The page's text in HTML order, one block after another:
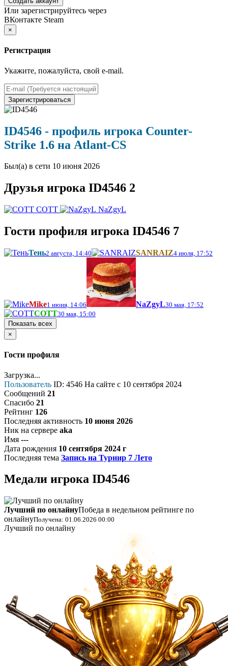
Или зарегистрируйтесь через
ВКонтакте Steam
×
Регистрация
Укажите, пожалуйста, свой e-mail.
Зарегистрироваться
ID4546 - профиль игрока Counter-
Strike 1.6 на Atlant-CS
Был(а) в сети 10 июня 2026
Друзья игрока ID4546 2
COTT NaZgyL
Гости профиля игрока ID4546 7
Тень2 августа, 14:40 SANRAIZ4 июля, 17:52
Mike1 июня, 14:06 NaZgyL30 мая, 17:52
COTT30 мая, 15:00
Показать всех
×
Гости профиля
Загрузка...
Пользователь ID: 4546 На сайте с 10 сентября 2024
Сообщений 21
Спасибо 21
Рейтинг 126
Последняя активность 10 июня 2026
Ник на сервере aka
Имя ---
Дата рождения 10 сентября 2024 г
Последняя тема Запись на Турнир 7 Лето
Медали игрока ID4546
Лучший по онлайнуПобеда в недельном рейтинге по
онлайнуПолучена: 01.06.2026 00:00
Лучший по онлайну